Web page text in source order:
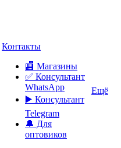
Контакты
🏬 Магазины
✅️ Консультант
WhatsApp
▶️ Консультант
Telegram
🔔 Для
оптовиков
Ещё